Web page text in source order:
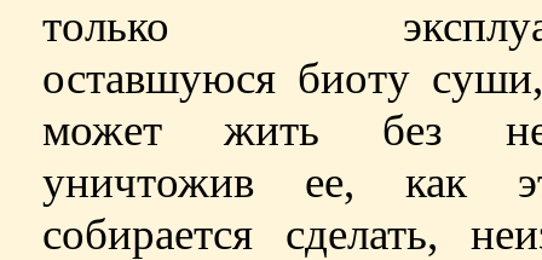
только
оставшуюся биоту
может жить без
уничтожив ее, как
собирается сделать,